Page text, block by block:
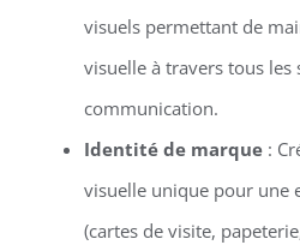
visuels permettant de
visuelle à travers tous les
communication.
Identité de marque:
visuelle unique pour une
(cartes de visite,